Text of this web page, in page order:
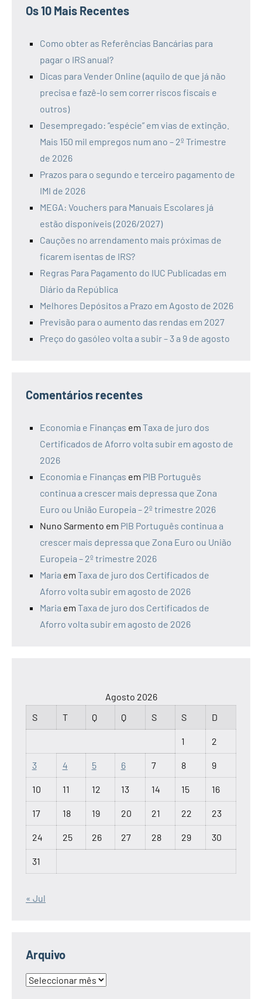
Os 10 Mais Recentes
Como obter as Referências Bancárias para
pagar o IRS anual?
Dicas para Vender Online (aquilo de que já não
precisa e fazê-lo sem correr riscos fiscais e
outros)
Desempregado: “espécie” em vias de extinção.
Mais 150 mil empregos num ano – 2º Trimestre
de 2026
Prazos para o segundo e terceiro pagamento de
IMI de 2026
MEGA: Vouchers para Manuais Escolares já
estão disponíveis (2026/2027)
Cauções no arrendamento mais próximas de
ficarem isentas de IRS?
Regras Para Pagamento do IUC Publicadas em
Diário da República
Melhores Depósitos a Prazo em Agosto de 2026
Previsão para o aumento das rendas em 2027
Preço do gasóleo volta a subir – 3 a 9 de agosto
Comentários recentes
Economia e Finanças em Taxa de juro dos
Certificados de Aforro volta subir em agosto de
2026
Economia e Finanças em PIB Português
continua a crescer mais depressa que Zona
Euro ou União Europeia – 2º trimestre 2026
Nuno Sarmento em PIB Português continua a
crescer mais depressa que Zona Euro ou União
Europeia – 2º trimestre 2026
Maria em Taxa de juro dos Certificados de
Aforro volta subir em agosto de 2026
Maria em Taxa de juro dos Certificados de
Aforro volta subir em agosto de 2026
Agosto 2026
S
T Q Q S S D
1 2
3 4 5 6 7 8 9
10 11 12 13 14 15 16
17 18 19 20 21 22 23
24 25 26 27 28 29 30
31
« Jul
Arquivo
Arquivo